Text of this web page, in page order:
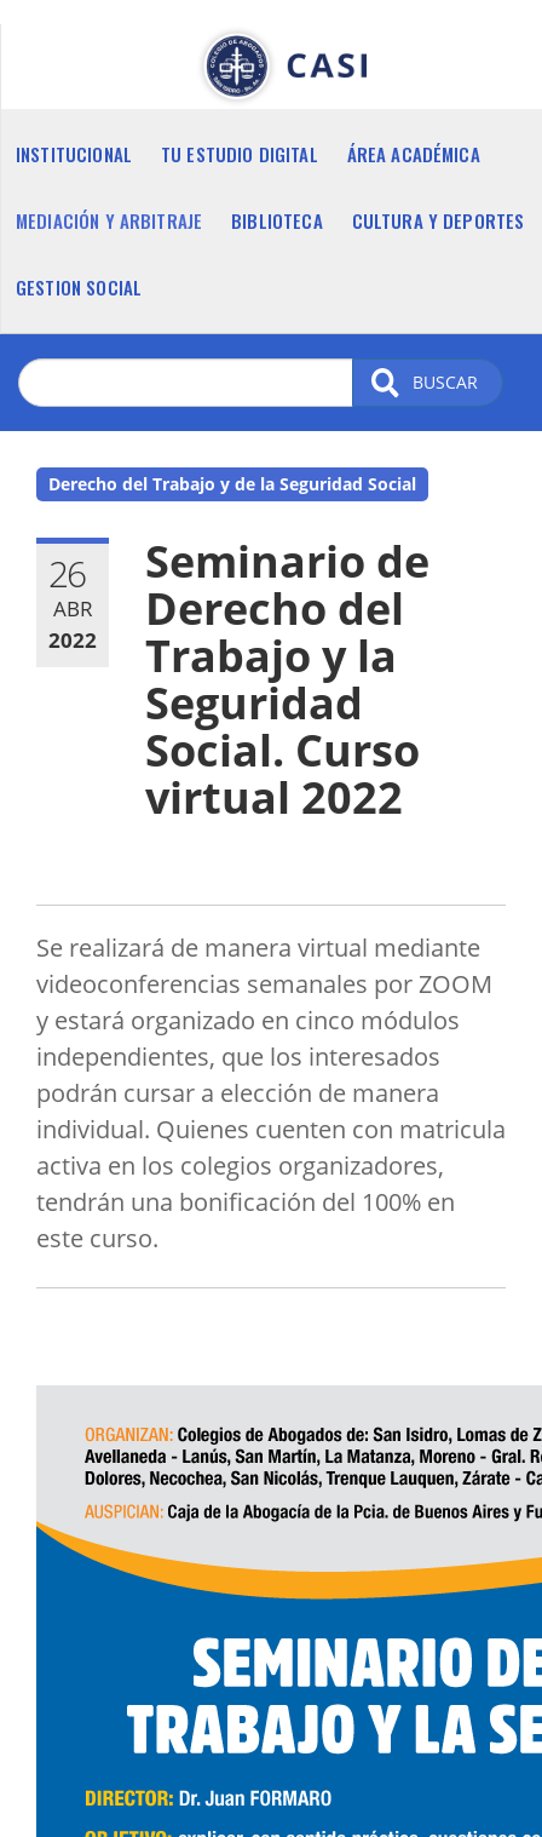
INSTITUCIONAL TU ESTUDIO DIGITAL ÁREA ACADÉMICA
MEDIACIÓN Y ARBITRAJE BIBLIOTECA CULTURA Y DEPORTES
GESTION SOCIAL
BUSCAR
Derecho del Trabajo y de la Seguridad Social
26
ABR
2022
Seminario de
Derecho del
Trabajo y la
Seguridad
Social. Curso
virtual 2022
Se realizará de manera virtual mediante
videoconferencias semanales por ZOOM
y estará organizado en cinco módulos
independientes, que los interesados
podrán cursar a elección de manera
individual. Quienes cuenten con matricula
activa en los colegios organizadores,
tendrán una bonificación del 100% en
este curso.